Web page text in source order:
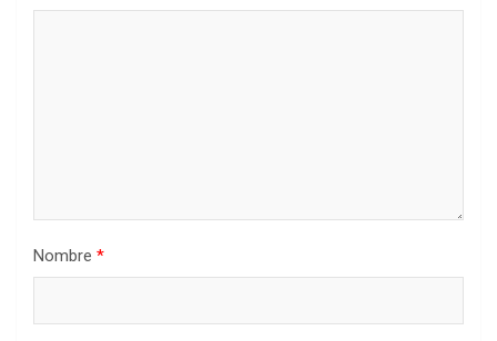
Nombre *